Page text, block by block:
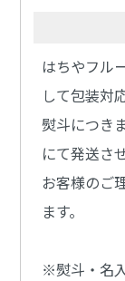
はちやフル
して包装対
熨斗につき
にて発送さ
お客様のご
ます。
※熨斗・名